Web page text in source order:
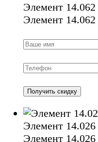
Элемент 14.062
Элемент 14.062
Элемент 14.026
Элемент 14.026